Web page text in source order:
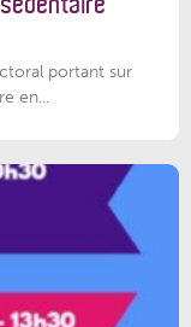
portant sur
en...